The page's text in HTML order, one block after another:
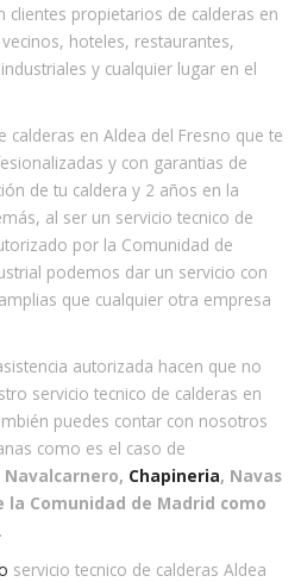
clientes propietarios de calderas en
hoteles, restaurantes,
y cualquier lugar en el
calderas en Aldea del Fresno que te
y con garantias de
de tu caldera y 2 años en la
al ser un servicio tecnico de
por la Comunidad de
podemos dar un servicio con
que cualquier otra empresa
autorizada hacen que no
servicio tecnico de calderas en
puedes contar con nosotros
como es el caso de
Chapineria, Navas
la Comunidad de Madrid como
.
servicio tecnico de calderas Aldea